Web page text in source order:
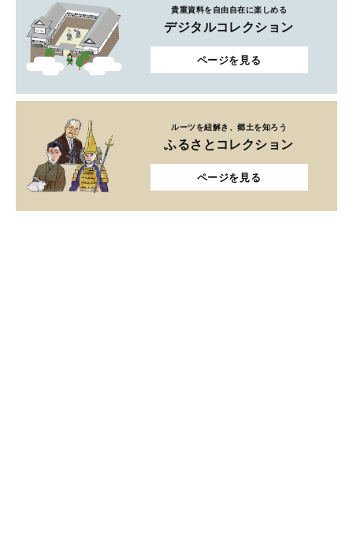
貴重資料を自由自在に楽しめる
デジタルコレクション
ページを見る
ルーツを紐解き、郷土を知ろう
ふるさとコレクション
ページを見る